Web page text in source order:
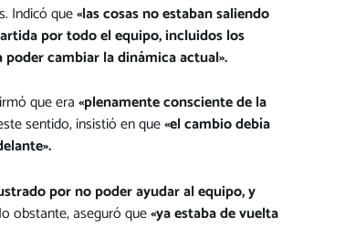
Indicó que«las cosas no estaban saliendo
por todo el equipo, incluidos los
cambiar la dinámica actual».
que era«plenamente consciente de la
sentido, insistió en que«el cambio debía
por no poder ayudar al equipo, y
obstante, aseguró que«ya estaba de vuelta